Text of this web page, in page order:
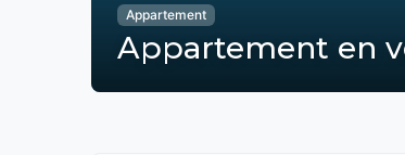
Appartement
Appartement en